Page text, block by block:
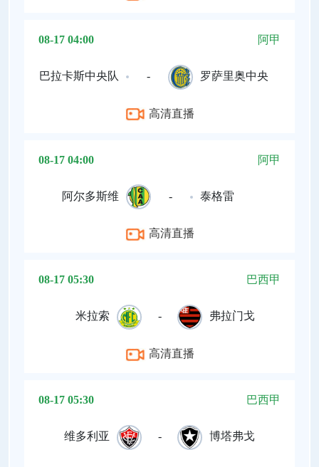
08-17 04:00 阿甲
巴拉卡斯中央队 - 罗萨里奥中央
高清直播
08-17 04:00 阿甲
阿尔多斯维 - 泰格雷
高清直播
08-17 05:30 巴西甲
米拉索 - 弗拉门戈
高清直播
08-17 05:30 巴西甲
维多利亚 - 博塔弗戈